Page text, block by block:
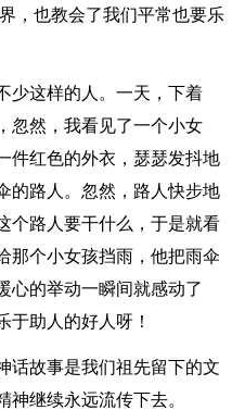
，也教会了我们平常也要乐
少这样的人。一天，下着
忽然，我看见了一个小女
件红色的外衣，瑟瑟发抖地
的路人。忽然，路人快步地
个路人要干什么，于是就看
那个小女孩挡雨，他把雨伞
心的举动一瞬间就感动了
于助人的好人呀！
话故事是我们祖先留下的文
继续永远流传下去。